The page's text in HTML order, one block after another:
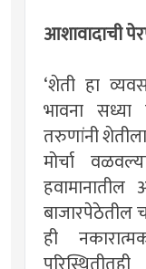
आशावादाची
‘शेती हा
भावना
तरुणांनी
मोर्चा
हवामानातील
ही